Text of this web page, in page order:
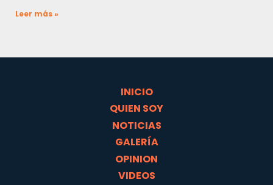
Leer más »
INICIO
QUIEN SOY
NOTICIAS
GALERÍA
OPINION
VIDEOS